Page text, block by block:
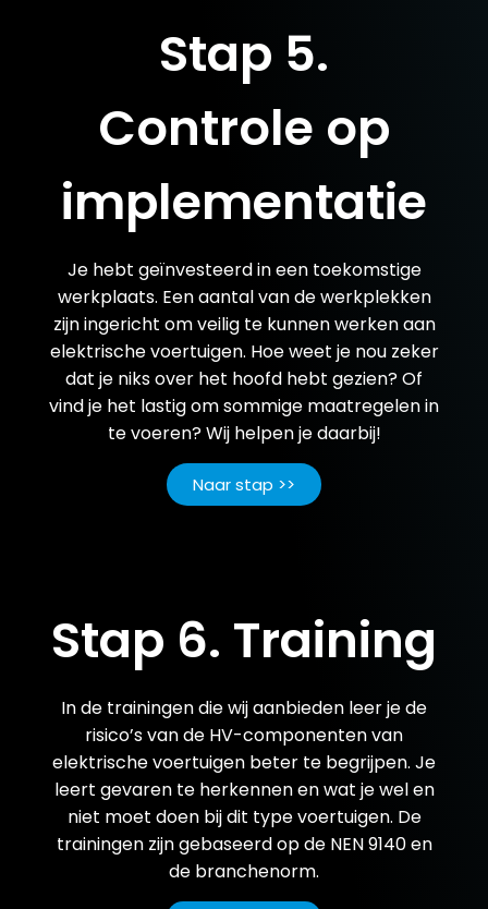
Stap 5.
Controle op
implementatie
Je hebt geïnvesteerd in een toekomstige
werkplaats. Een aantal van de werkplekken
zijn ingericht om veilig te kunnen werken aan
elektrische voertuigen. Hoe weet je nou zeker
dat je niks over het hoofd hebt gezien? Of
vind je het lastig om sommige maatregelen in
te voeren? Wij helpen je daarbij!
Naar stap >>
Stap 6. Training
In de trainingen die wij aanbieden leer je de
risico’s van de HV-componenten van
elektrische voertuigen beter te begrijpen. Je
leert gevaren te herkennen en wat je wel en
niet moet doen bij dit type voertuigen. De
trainingen zijn gebaseerd op de NEN 9140 en
de branchenorm.